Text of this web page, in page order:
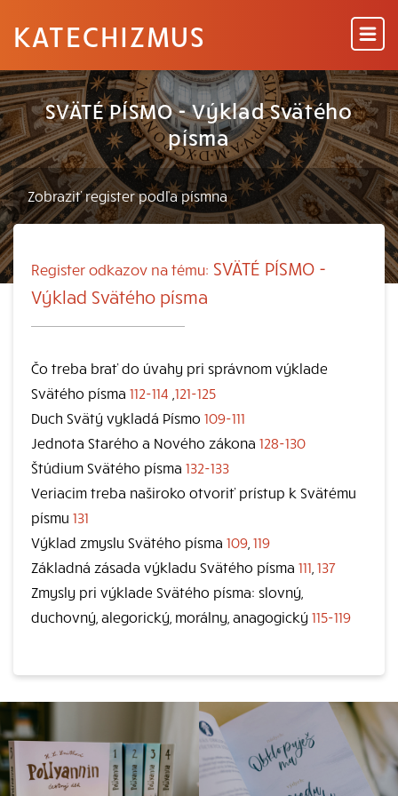
KATECHIZMUS
SVÄTÉ PÍSMO - Výklad Svätého
písma
Register odkazov na tému: SVÄTÉ PÍSMO -
Výklad Svätého písma
Čo treba brať do úvahy pri správnom výklade
Svätého písma 112-114 121-125
Duch Svätý vykladá Písmo 109-111
Jednota Starého a Nového zákona 128-130
Štúdium Svätého písma 132-133
Veriacim treba naširoko otvoriť prístup k Svätému
písmu 131
Výklad zmyslu Svätého písma 109 119
Základná zásada výkladu Svätého písma 111 137
Zmysly pri výklade Svätého písma: slovný,
duchovný, alegorický, morálny, anagogický 115-119